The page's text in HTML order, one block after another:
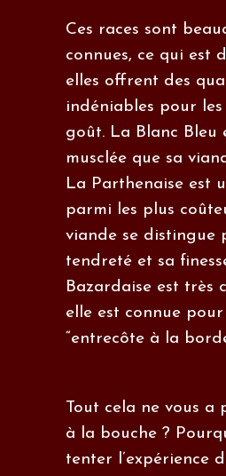
Ces races sont
connues, ce qui est
elles offrent des
indéniables pour
goût. La Blanc Bleu
musclée que sa
La Parthenaise est
parmi les plus
viande se distingue
tendreté et sa
Bazardaise est très
elle est connue
“entrecôte à la
Tout cela ne vous a
à la bouche ?
tenter l’expérience